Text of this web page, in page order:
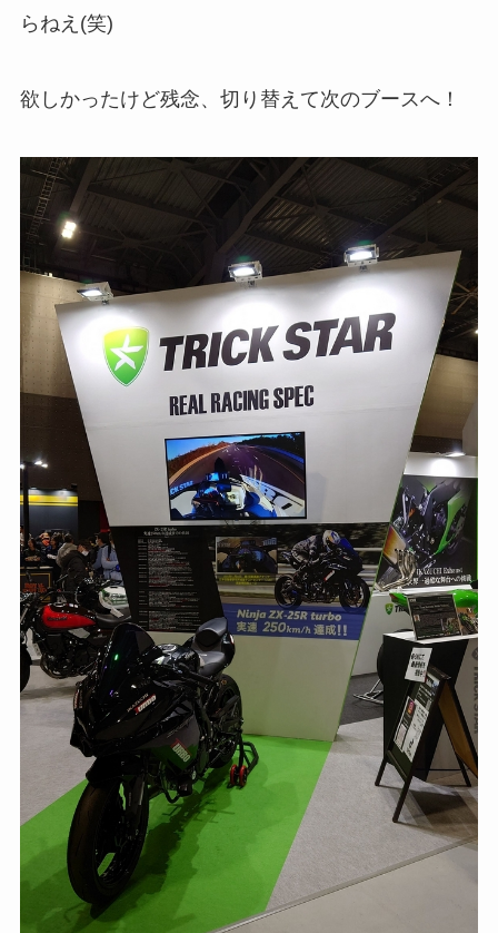
らねえ(笑)
欲しかったけど残念、切り替えて次のブースへ！